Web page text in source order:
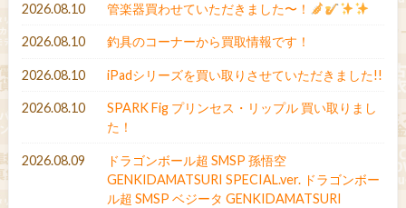
2026.08.10 管楽器買わせていただきました〜！
2026.08.10 釣具のコーナーから買取情報です！
2026.08.10 iPadシリーズを買い取りさせていただきました!!
2026.08.10
SPARK Fig プリンセス・リップル 買い取りまし
た！
2026.08.09
ドラゴンボール超 SMSP 孫悟空
GENKIDAMATSURI SPECIAL.ver. ドラゴンボー
ル超 SMSP ベジータ GENKIDAMATSURI